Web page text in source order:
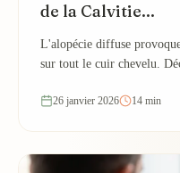
de la Calvitie...
L'alopécie diffuse
sur tout le cuir chevelu.
26 janvier 2026 14 min